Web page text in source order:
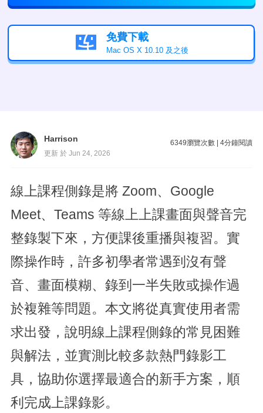
 免費下載
Mac OS X 10.10 及之後
Harrison
更新 於 Jun 24, 2026
6349瀏覽次數 |4分鐘閱讀
線上課程側錄是將 Zoom、Google
Meet、Teams 等線上上課畫面與聲音完
整錄製下來，方便課後重播與複習。實
際操作時，許多初學者常遇到沒有聲
音、畫面模糊、錄到一半失敗或操作過
於複雜等問題。本文將從真實使用者需
求出發，說明線上課程側錄的常見困難
與解法，並實測比較多款熱門錄影工
具，協助你選擇最適合的新手方案，順
利完成上課錄影。